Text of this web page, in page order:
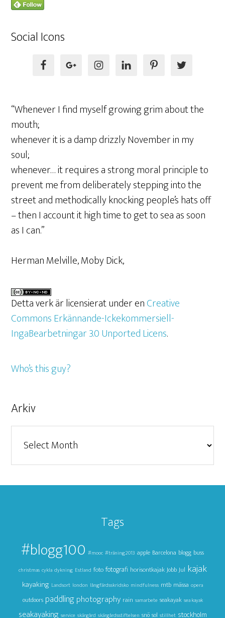
Social Icons
“Whenever I find myself growing grim about the
mouth;
whenever it is a damp drizzly November in my
soul;
whenever… it requires a strong moral principle to
prevent me from deliberately stepping into the
street and methodically knocking people’s hats off
– then I account it high time to get to sea as soon
as I can.”
Herman Melville, Moby Dick,
Detta verk är licensierat under enCreative
Commons Erkännande-Ickekommersiell-
IngaBearbetningar 3.0 Unported Licens.
Who’s this guy?
Arkiv
Tags
#blogg100 #mooc #träning2013 apple Barcelona blogg buss
christmas cykla dykning Estland foto fotografi horisontkajak Jobb Jul kajak
kayaking Landsort london långfärdsskridsko mindfulness mtb mässa opera
outdoors paddlingphotography rain samarbete seakayak sea kayak
seakayaking service skärgård skärgårdsstiftelsen snö sol stillhet stockholm